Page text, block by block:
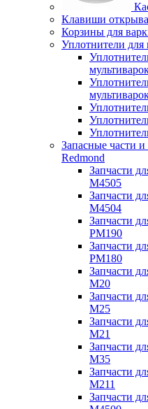
Клавиши
Корзины для
Уплотнители для
Запасные части и
Redmond
Запчасти
M4505
Запчасти
M4504
Запчасти
PM190
Запчасти
PM180
Запчасти
M20
Запчасти
M25
Запчасти
M21
Запчасти
M35
Запчасти
M211
Запчасти